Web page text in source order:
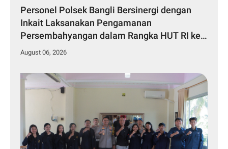
Personel Polsek Bangli Bersinergi dengan
Inkait Laksanakan Pengamanan
Persembahyangan dalam Rangka HUT RI ke-
81 Tahun 2026
August 06, 2026